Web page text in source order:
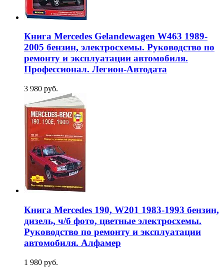
Книга Mercedes Gelandewagen W463 1989-
2005 бензин, электросхемы. Руководство по
ремонту и эксплуатации автомобиля.
Профессионал. Легион-Aвтодата
3 980 руб.
Книга Mercedes 190, W201 1983-1993 бензин,
дизель, ч/б фото, цветные электросхемы.
Руководство по ремонту и эксплуатации
автомобиля. Алфамер
1 980 руб.